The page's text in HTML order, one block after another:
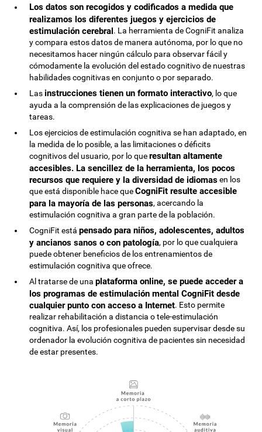
Los datos son recogidos y codificados a medida que
realizamos los diferentes juegos y ejercicios de
estimulación cerebral. La herramienta de CogniFit analiza
y compara estos datos de manera autónoma, por lo que no
necesitamos hacer ningún cálculo para observar fácil y
cómodamente la evolución del estado cognitivo de nuestras
habilidades cognitivas en conjunto o por separado.
Lasinstrucciones tienen un formato interactivo, lo que
ayuda a la comprensión de las explicaciones de juegos y
tareas.
Los ejercicios de estimulación cognitiva se han adaptado, en
la medida de lo posible, a las limitaciones o déficits
cognitivos del usuario, por lo queresultan altamente
accesibles. La sencillez de la herramienta, los pocos
recursos que requiere y la diversidad de idiomasen los
que está disponible hace queCogniFit resulte accesible
para la mayoría de las personas, acercando la
estimulación cognitiva a gran parte de la población.
CogniFit estápensado para niños, adolescentes, adultos
y ancianos sanos o con patología, por lo que cualquiera
puede obtener beneficios de los entrenamientos de
estimulación cognitiva que ofrece.
Al tratarse de unaplataforma online, se puede acceder a
los programas de estimulación mental CogniFit desde
cualquier punto con acceso a Internet. Esto permite
realizar rehabilitación a distancia o tele-estimulación
cognitiva. Así, los profesionales pueden supervisar desde su
ordenador la evolución cognitiva de pacientes sin necesidad
de estar presentes.